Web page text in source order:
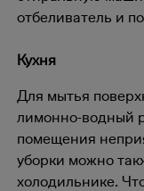
отбеливатель и
Кухня
Для мытья
лимонно-водный
помещения
уборки можно
холодильнике.